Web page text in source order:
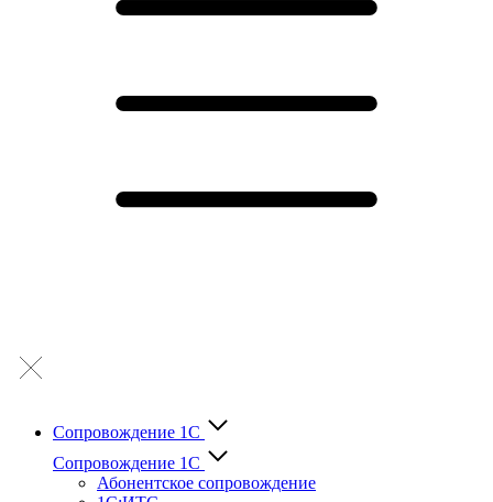
Сопровождение 1С
Сопровождение 1С
Абонентское сопровождение